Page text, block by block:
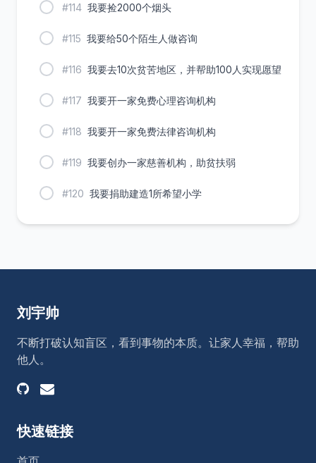
#114 我要捡2000个烟头
#115 我要给50个陌生人做咨询
#116 我要去10次贫苦地区，并帮助100人实现愿望
#117 我要开一家免费心理咨询机构
#118 我要开一家免费法律咨询机构
#119 我要创办一家慈善机构，助贫扶弱
#120 我要捐助建造1所希望小学
刘宇帅
不断打破认知盲区，看到事物的本质。让家人幸福，帮助
他人。
快速链接